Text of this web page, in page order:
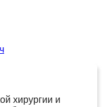
хирургии и